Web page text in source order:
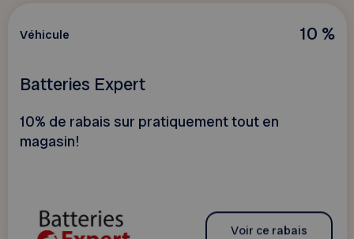
10 %
Véhicule
Batteries Expert
10% de rabais sur pratiquement tout en
magasin!
Voir ce rabais